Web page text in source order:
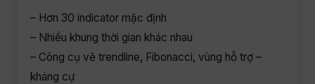
– Hơn 30 indicator mặc định
– Nhiều khung thời gian khác nhau
– Công cụ vẽ trendline, Fibonacci, vùng hỗ trợ –
kháng cự